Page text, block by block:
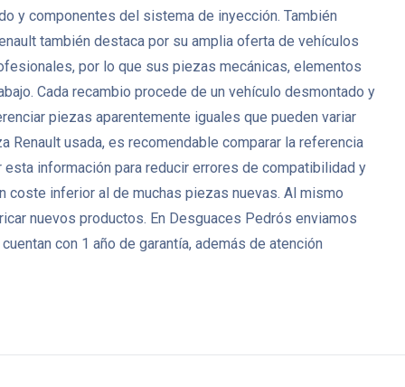
y componentes del sistema de inyección. También
también destaca por su amplia oferta de vehículos
por lo que sus piezas mecánicas, elementos
Cada recambio procede de un vehículo desmontado y
piezas aparentemente iguales que pueden variar
usada, es recomendable comparar la referencia
información para reducir errores de compatibilidad y
coste inferior al de muchas piezas nuevas. Al mismo
nuevos productos. En Desguaces Pedrós enviamos
con 1 año de garantía, además de atención